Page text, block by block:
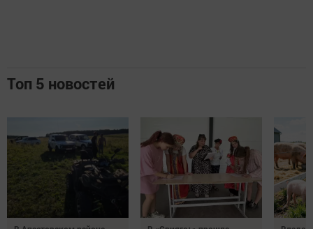
Топ 5 новостей